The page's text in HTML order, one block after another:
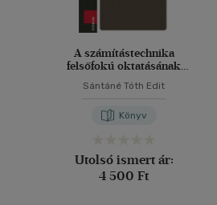
A számítástechnika
felsőfokú oktatásának
Sántáné Tóth Edit
Könyv
Utolsó ismert ár:
4 500 Ft